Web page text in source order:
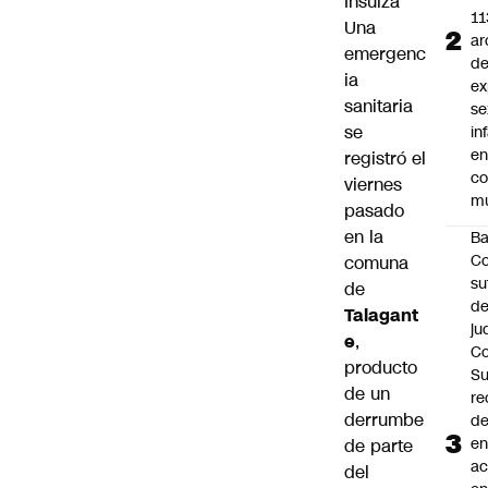
Una
emergenc
ia
sanitaria
se
registró el
viernes
pasado
en la
comuna
de
Talagant
e,
producto
de un
derrumbe
de parte
del
de
en